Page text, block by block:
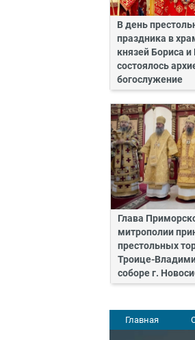
В день
праздника в
князей Бориса и
состоялось
богослужение
Глава
митрополии
престольных
Троице-
соборе г.
Главная